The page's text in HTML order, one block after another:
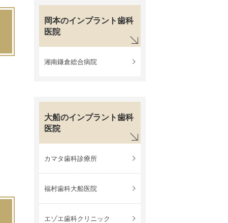
岡本のインプラント歯科
医院
湘南鎌倉総合病院
大船のインプラント歯科
医院
カマタ歯科診療所
福村歯科大船医院
エゾエ歯科クリニック